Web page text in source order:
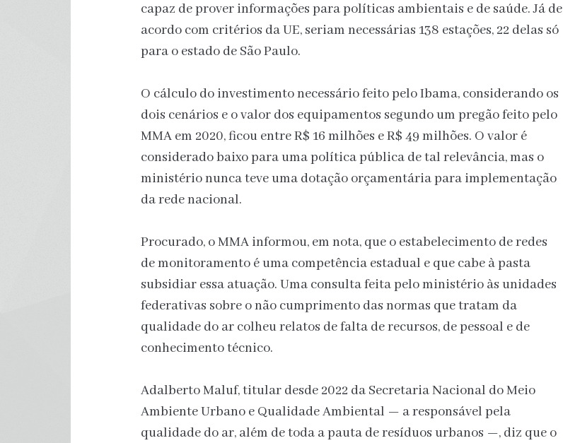
capaz de prover informações para políticas ambientais e de saúde. Já de
acordo com critérios da UE, seriam necessárias 138 estações, 22 delas só
para o estado de São Paulo.
O cálculo do investimento necessário feito pelo Ibama, considerando os
dois cenários e o valor dos equipamentos segundo um pregão feito pelo
MMA em 2020, ficou entre R$ 16 milhões e R$ 49 milhões. O valor é
considerado baixo para uma política pública de tal relevância, mas o
ministério nunca teve uma dotação orçamentária para implementação
da rede nacional.
Procurado, o MMA informou, em nota, que o estabelecimento de redes
de monitoramento é uma competência estadual e que cabe à pasta
subsidiar essa atuação. Uma consulta feita pelo ministério às unidades
federativas sobre o não cumprimento das normas que tratam da
qualidade do ar colheu relatos de falta de recursos, de pessoal e de
conhecimento técnico.
Adalberto Maluf, titular desde 2022 da Secretaria Nacional do Meio
Ambiente Urbano e Qualidade Ambiental — a responsável pela
qualidade do ar, além de toda a pauta de resíduos urbanos —, diz que o